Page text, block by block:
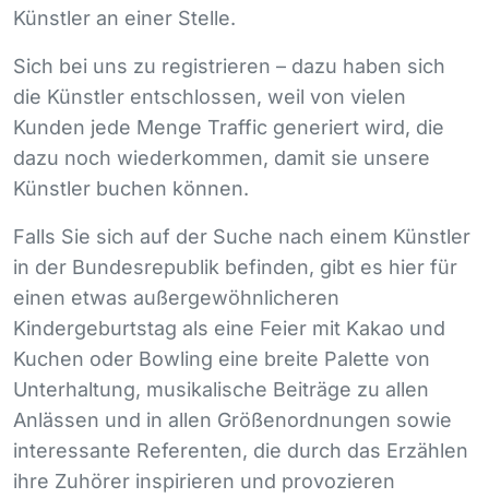
Künstler an einer Stelle.
Sich bei uns zu registrieren – dazu haben sich
die Künstler entschlossen, weil von vielen
Kunden jede Menge Traffic generiert wird, die
dazu noch wiederkommen, damit sie unsere
Künstler buchen können.
Falls Sie sich auf der Suche nach einem Künstler
in der Bundesrepublik befinden, gibt es hier für
einen etwas außergewöhnlicheren
Kindergeburtstag als eine Feier mit Kakao und
Kuchen oder Bowling eine breite Palette von
Unterhaltung, musikalische Beiträge zu allen
Anlässen und in allen Größenordnungen sowie
interessante Referenten, die durch das Erzählen
ihre Zuhörer inspirieren und provozieren